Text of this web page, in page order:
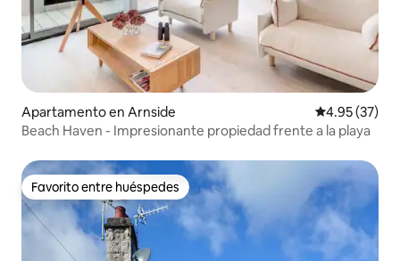
Apartamento en Arnside Calificación
4.95 (37)
Beach Haven - Impresionante propiedad frente a la playa
Favorito entre huéspedes
Favorito entre huéspedes